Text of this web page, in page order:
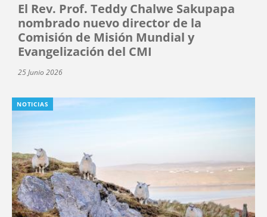
El Rev. Prof. Teddy Chalwe Sakupapa
nombrado nuevo director de la
Comisión de Misión Mundial y
Evangelización del CMI
25 Junio 2026
NOTICIAS